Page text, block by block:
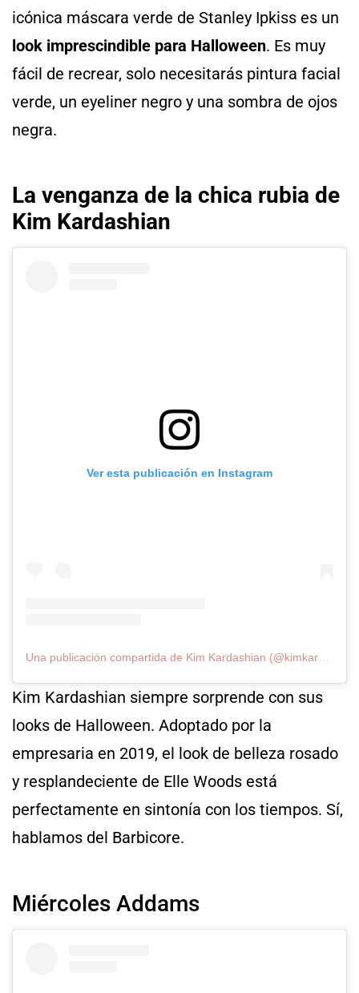
icónica máscara verde de Stanley Ipkiss es un
look imprescindible para Halloween. Es muy
fácil de recrear, solo necesitarás pintura facial
verde, un eyeliner negro y una sombra de ojos
negra.
La venganza de la chica rubia de
Kim Kardashian
Ver esta publicación en Instagram
Una publicación compartida de Kim Kardashian (@kimkardashian)
Kim Kardashian siempre sorprende con sus
looks de Halloween. Adoptado por la
empresaria en 2019, el look de belleza rosado
y resplandeciente de Elle Woods está
perfectamente en sintonía con los tiempos. Sí,
hablamos del Barbicore.
Miércoles Addams